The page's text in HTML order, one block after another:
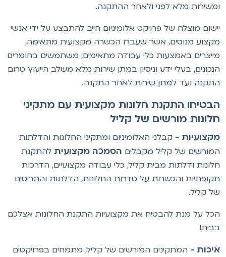
מלא לפני ולאחר ההתקנה.
מוצלח של פרויקט אלומיניום חייב להתבצע על ידי אנשי
מנוסים, אשר שעברו הכשרה מקצועית מתאימה,
באמצעות כלי עבודה מתאימים, משתמשים בחומרים
בעלי ידע וניסיון במתן שירות מלא משלב הייעוץ טרום
ועד למתן שירות לאחר התקנה.
התקנת חלונות מקצועית עם מתקיני
מורשים של קליל
-קבלני האלומיניום ומתקיני החלונות והדלתות
של קליל מקבליםהסמכה מקצועיתלהתקנת
ודלתות מבית קליל, כלי עבודה מקצועיים, הדרכות
והכשרות על סדרות החלונות, הדלתות והתריסים
קליל.
על מנת להבטיח את מקצועיות התקנת החלונות אצלכם
-המתקינים המורשים של קליל, מתמחים בפרויקטים